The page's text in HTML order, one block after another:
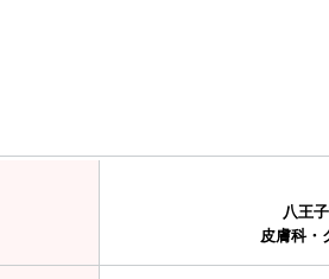
八王
皮膚科・